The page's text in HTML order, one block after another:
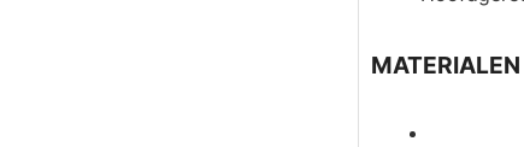
MATERIALEN